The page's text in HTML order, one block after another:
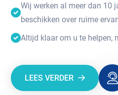
Wij werken al meer dan 10
beschikken over ruime
Altijd klaar om u te helpen,
LEES VERDER